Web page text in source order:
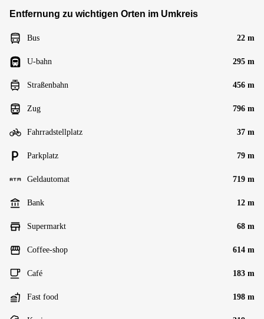
Entfernung zu wichtigen Orten im Umkreis
Bus 22 m
U-bahn 295 m
Straßenbahn 456 m
Zug 796 m
Fahrradstellplatz 37 m
Parkplatz 79 m
Geldautomat 719 m
Bank 12 m
Supermarkt 68 m
Coffee-shop 614 m
Café 183 m
Fast food 198 m